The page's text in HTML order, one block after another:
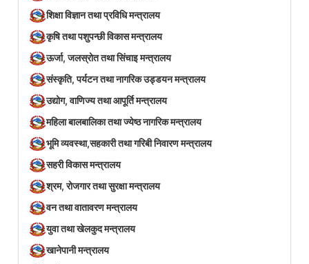
शिक्षा विज्ञान तथा प्रविधि मन्त्रालय
कृषि तथा पशुपन्छी विकास मन्त्रालय
ऊर्जा, जलस्रोत तथा सिंचाइ मन्त्रालय
संस्कृति, पर्यटन तथा नागरिक उड्डयन मन्त्रालय
उद्योग, वाणिज्य तथा आपूर्ति मन्त्रालय
महिला बालबालिका तथा ज्येष्ठ नागरिक मन्त्रालय
भूमि व्यवस्था,सहकारी तथा गरिबी निवारण मन्त्रालय
सहरी विकास मन्त्रालय
श्रम, रोजगार तथा सुरक्षा मन्त्रालय
वन तथा वातावरण मन्त्रालय
युवा तथा खेलकुद मन्त्रालय
खानेपानी मन्त्रालय